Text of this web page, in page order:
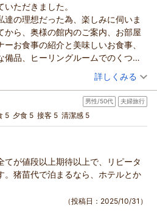
た嬉しいご感想をお寄せいただき
ます。お部屋付きのお風呂や清潔
で、すべてにご満足いただけたと
。また、「これまでのペンション
」とのお言葉、そして“100点満
戴し、スタッフ一同大きな励みとな
内風呂も快適にご利用いただけた
これからも、お客様に「また来た
、より良い空間づくりに努めてま
お話が出きて盛り上がりました
を本当にありがとうございまし
ただきました。
達の理想だった為、楽しみに伺いま
から、奥様の館内のご案内、お部屋
お食事の紹介と美味しいお食事、
備品、ヒーリングルームでのくつろ
おいて、完璧なお宿でした。
風呂の予約がいっぱいになり、フロ
たいです…と、相談したところ、時
入る事が出来ました。貸切風呂も大
、タイミングよく運ばれてきて、ど
は、過去一素敵なお宿でした。
館内を満喫すれば良かったと後悔し
（投稿日：2025/11/15）
旅行)
死海風呂&無料貸切風呂！バーニャカウダ
ン 朝・夕
人一人あたり/税込)
ョンからの返信
滞在先として当館をお選びいただ
お寄せいただきまして誠にありが
詳しくみる
男性/50代 夫婦旅行
5 夕食 5 接客 5 清潔感 5
てが値段以上期待以上で、リピータ
。猪苗代で泊まるなら、ホテルとか
（投稿日：2025/10/31）